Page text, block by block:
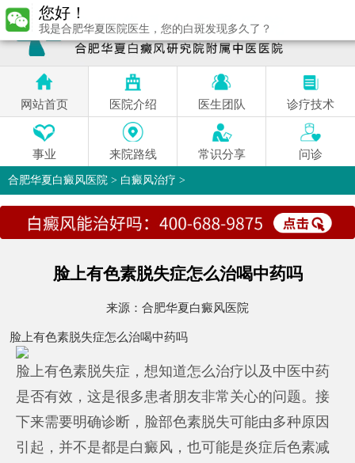
网站首页 医院介绍 医生团队 诊疗技术
事业 来院路线 常识分享 问诊
合肥华夏白癜风医院 > 白癜风治疗 >
脸上有色素脱失症怎么治喝中药吗
来源： 合肥华夏白癜风医院
脸上有色素脱失症怎么治喝中药吗
脸上有色素脱失症，想知道怎么治疗以及中医中药
是否有效，这是很多患者朋友非常关心的问题。接
下来需要明确诊断，脸部色素脱失可能由多种原因
引起，并不是都是白癜风，也可能是炎症后色素减
您好！
我是合肥华夏医院医生，您的白斑发现多久了？